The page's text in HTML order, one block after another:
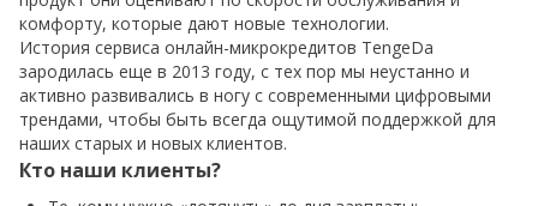
комфорту, которые дают новые технологии.
История сервиса онлайн-микрокредитов TengeDa
зародилась еще в 2013 году, с тех пор мы неустанно и
активно развивались в ногу с современными цифровыми
трендами, чтобы быть всегда ощутимой поддержкой для
наших старых и новых клиентов.
Кто наши клиенты?